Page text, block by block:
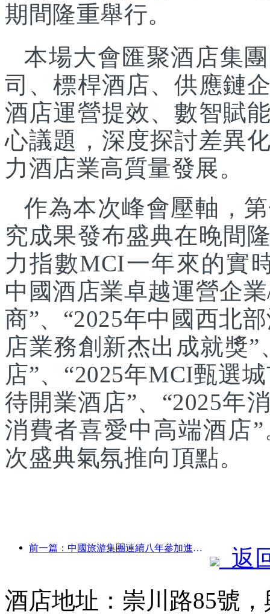
期間隆重舉行。
本場大會匯聚酒店集
司、標桿酒店、供應鏈
酒店運營提效、數智賦
心議題，深度探討差異
力酒店業高質量發展。
作為本次峰會壓軸，
究成果發布盛典在晚間
力指數MCI一年來的實
中國酒店業卓越運營企
商”、“2025年中國西北
店業務創新杰出成就獎
店”、“2025年MCI甄選
待開業酒店”、“2025年
消費者喜愛中高端酒店
次盛典氣氛推向頂點。
前一篇：中國旅游集團連續八年參加進博會，集中簽約超10億美元
返
酒店地址：崇川路85號